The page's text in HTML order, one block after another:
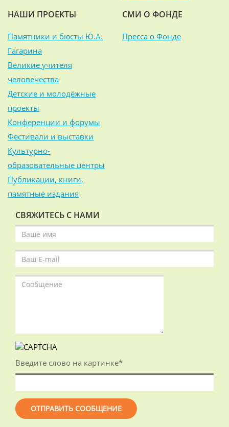
НАШИ ПРОЕКТЫ
Памятники и бюсты Ю.А.
Гагарина
Великие учителя
человечества
Детские и молодёжные
проекты
Конференции и форумы
Фестивали и выставки
Культурно-
образовательные центры
Публикации, книги,
памятные издания
СМИ О ФОНДЕ
Пресса о Фонде
СВЯЖИТЕСЬ С НАМИ
Введите слово на картинке*